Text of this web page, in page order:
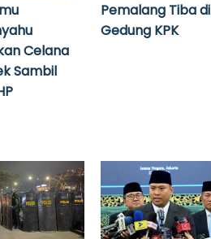
Celana
Sambil
Pemalang Tiba di
Gedung KPK